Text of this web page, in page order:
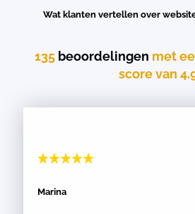
Wat klanten vertellen over
135 beoordelingen met
score van
Marina